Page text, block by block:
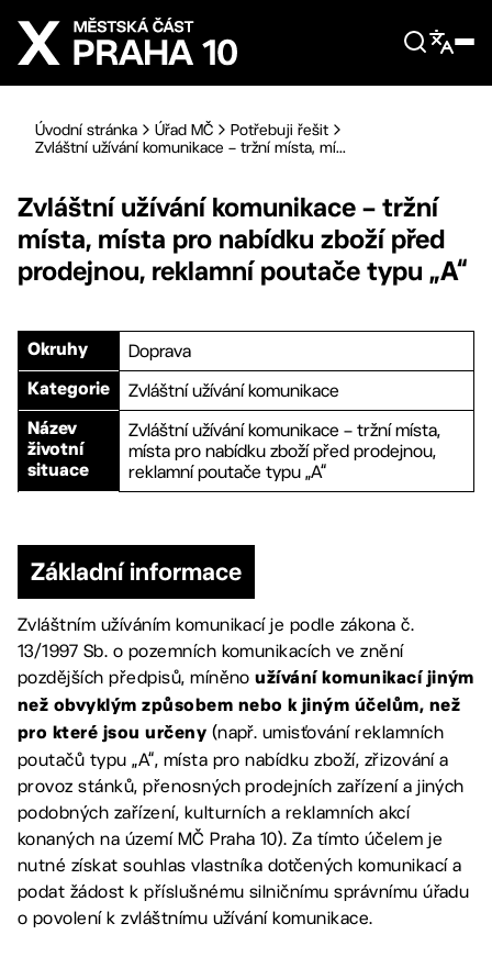
Přejít na hlavní obsah
Úvodní stránka Úřad MČ
Potřebuji řešit
Zvláštní užívání komunikace – tržní místa, mí...
Zvláštní užívání komunikace – tržní
místa, místa pro nabídku zboží před
prodejnou, reklamní poutače typu „A“
Okruhy Doprava
Kategorie Zvláštní užívání komunikace
Název
životní
situace
Zvláštní užívání komunikace – tržní místa,
místa pro nabídku zboží před prodejnou,
reklamní poutače typu „A“
Základní informace
Zvláštním užíváním komunikací je podle zákona č.
13/1997 Sb. o pozemních komunikacích ve znění
pozdějších předpisů, míněnoužívání komunikací jiným
než obvyklým způsobem nebo k jiným účelům, než
pro které jsou určeny (např. umisťování reklamních
poutačů typu „A“, místa pro nabídku zboží, zřizování a
provoz stánků, přenosných prodejních zařízení a jiných
podobných zařízení, kulturních a reklamních akcí
konaných na území MČ Praha 10). Za tímto účelem je
nutné získat souhlas vlastníka dotčených komunikací a
podat žádost k příslušnému silničnímu správnímu úřadu
o povolení k zvláštnímu užívání komunikace.